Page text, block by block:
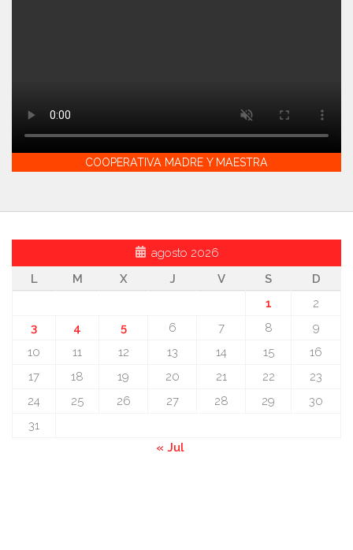
COOPERATIVA MADRE Y MAESTRA
agosto 2026
L
M X J V S
D
1
2
3
4 5 6 7 8
9
10
11 12 13 14 15
16
17
18 19 20 21 22
23
24
25 26 27 28 29
30
31
« Jul